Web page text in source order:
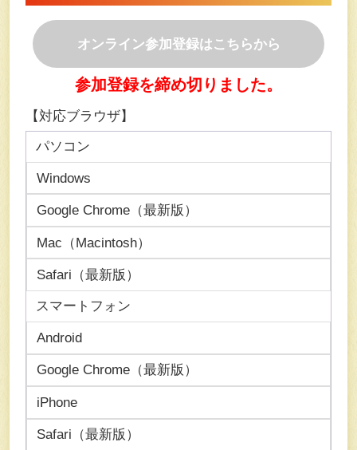
オンライン参加登録はこちらから
参加登録を締め切りました。
【対応ブラウザ】
パソコン
Windows
Google Chrome（最新版）
Mac（Macintosh）
Safari（最新版）
スマートフォン
Android
Google Chrome（最新版）
iPhone
Safari（最新版）